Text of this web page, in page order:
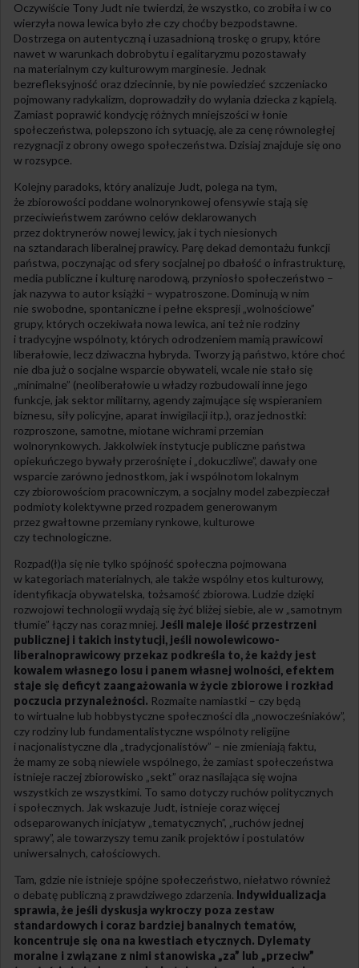
Oczywiście Tony Judt nie twierdzi, że wszystko, co zrobiła i w co
wierzyła nowa lewica było złe czy choćby bezpodstawne.
Dostrzega on autentyczną i uzasadnioną troskę o grupy, które
nawet w warunkach dobrobytu i egalitaryzmu pozostawały
na materialnym czy kulturowym marginesie. Jednak
bezrefleksyjność oraz dziecinnie, by nie powiedzieć szczeniacko
pojmowany radykalizm, doprowadziły do wylania dziecka z kąpielą.
Zamiast poprawić kondycję różnych mniejszości w łonie
społeczeństwa, polepszono ich sytuację, ale za cenę równoległej
rezygnacji z obrony owego społeczeństwa. Dzisiaj znajduje się ono
w rozsypce.
Kolejny paradoks, który analizuje Judt, polega na tym,
że zbiorowości poddane wolnorynkowej ofensywie stają się
przeciwieństwem zarówno celów deklarowanych
przez doktrynerów nowej lewicy, jak i tych niesionych
na sztandarach liberalnej prawicy. Parę dekad demontażu funkcji
państwa, poczynając od sfery socjalnej po dbałość o infrastrukturę,
media publiczne i kulturę narodową, przyniosło społeczeństwo –
jak nazywa to autor książki – wypatroszone. Dominują w nim
nie swobodne, spontaniczne i pełne ekspresji „wolnościowe”
grupy, których oczekiwała nowa lewica, ani też nie rodziny
i tradycyjne wspólnoty, których odrodzeniem mamią prawicowi
liberałowie, lecz dziwaczna hybryda. Tworzy ją państwo, które choć
nie dba już o socjalne wsparcie obywateli, wcale nie stało się
„minimalne” (neoliberałowie u władzy rozbudowali inne jego
funkcje, jak sektor militarny, agendy zajmujące się wspieraniem
biznesu, siły policyjne, aparat inwigilacji itp.), oraz jednostki:
rozproszone, samotne, miotane wichrami przemian
wolnorynkowych. Jakkolwiek instytucje publiczne państwa
opiekuńczego bywały przerośnięte i „dokuczliwe”, dawały one
wsparcie zarówno jednostkom, jak i wspólnotom lokalnym
czy zbiorowościom pracowniczym, a socjalny model zabezpieczał
podmioty kolektywne przed rozpadem generowanym
przez gwałtowne przemiany rynkowe, kulturowe
czy technologiczne.
Rozpad(ł)a się nie tylko spójność społeczna pojmowana
w kategoriach materialnych, ale także wspólny etos kulturowy,
identyfikacja obywatelska, tożsamość zbiorowa. Ludzie dzięki
rozwojowi technologii wydają się żyć bliżej siebie, ale w „samotnym
tłumie” łączy nas coraz mniej. Jeśli maleje ilość przestrzeni
publicznej i takich instytucji, jeśli nowolewicowo-
liberalnoprawicowy przekaz podkreśla to, że każdy jest
kowalem własnego losu i panem własnej wolności, efektem
staje się deficyt zaangażowania w życie zbiorowe i rozkład
poczucia przynależności. Rozmaite namiastki – czy będą
to wirtualne lub hobbystyczne społeczności dla „nowocześniaków”,
czy rodziny lub fundamentalistyczne wspólnoty religijne
i nacjonalistyczne dla „tradycjonalistów” – nie zmieniają faktu,
że mamy ze sobą niewiele wspólnego, że zamiast społeczeństwa
istnieje raczej zbiorowisko „sekt” oraz nasilająca się wojna
wszystkich ze wszystkimi. To samo dotyczy ruchów politycznych
i społecznych. Jak wskazuje Judt, istnieje coraz więcej
odseparowanych inicjatyw „tematycznych”, „ruchów jednej
sprawy”, ale towarzyszy temu zanik projektów i postulatów
uniwersalnych, całościowych.
Tam, gdzie nie istnieje spójne społeczeństwo, niełatwo również
o debatę publiczną z prawdziwego zdarzenia. Indywidualizacja
sprawia, że jeśli dyskusja wykroczy poza zestaw
standardowych i coraz bardziej banalnych tematów,
koncentruje się ona na kwestiach etycznych. Dylematy
moralne i związane z nimi stanowiska „za” lub „przeciw”